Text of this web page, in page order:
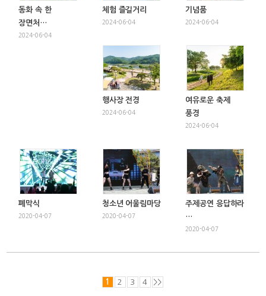
동화 속 한
장면처…
2024-06-04
체험 즐길거리
2024-06-04
기념품
2024-06-04
행사장 전경
2024-06-04
여유로운 축제
풍경
2024-06-04
폐막식
2020-04-07
청소년 어울림마당
2020-04-07
주제공연 응답하라
…
2020-04-07
1 2 3 4 >>